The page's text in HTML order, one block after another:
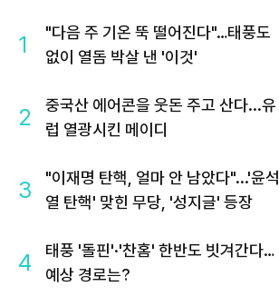
1
"다음 주 기온 뚝 떨어진다"…태풍도
없이 열돔 박살 낸 '이것'
2
중국산 에어콘을 웃돈 주고 산다...유
럽 열광시킨 메이디
3
"이재명 탄핵, 얼마 안 남았다"...'윤석
열 탄핵' 맞힌 무당, '성지글' 등장
4
태풍 '돌핀'·'찬홈' 한반도 빗겨간다…
예상 경로는?